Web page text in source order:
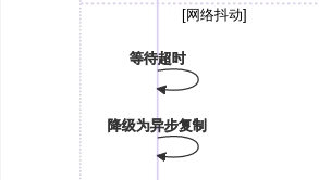
等待超时
降级为异步复制
[网络抖动]